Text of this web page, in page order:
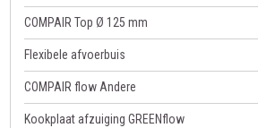
COMPAIR Top Ø 125 mm
Flexibele afvoerbuis
COMPAIR flow Andere
Kookplaat afzuiging GREENflow